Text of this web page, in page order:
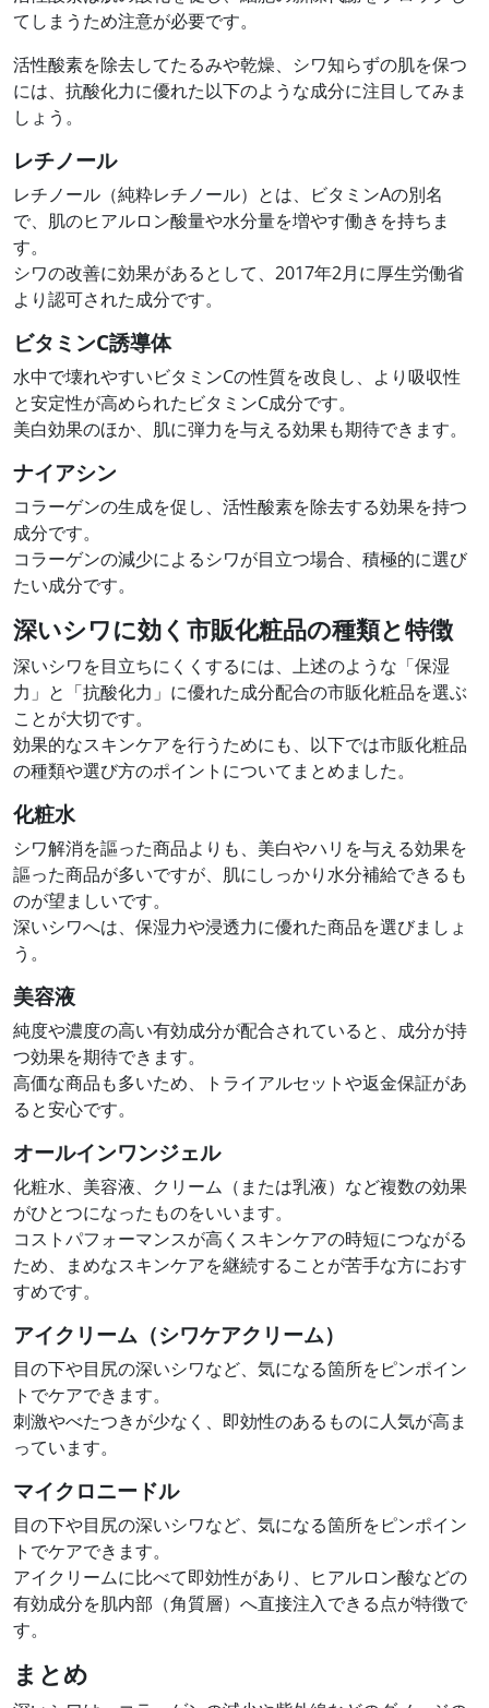
てしまうため注意が必要です。
活性酸素を除去してたるみや乾燥、シワ知らずの肌を保つ
には、抗酸化力に優れた以下のような成分に注目してみま
しょう。
レチノール
レチノール（純粋レチノール）とは、ビタミンAの別名
で、肌のヒアルロン酸量や水分量を増やす働きを持ちま
す。
シワの改善に効果があるとして、2017年2月に厚生労働省
より認可された成分です。
ビタミンC誘導体
水中で壊れやすいビタミンCの性質を改良し、より吸収性
と安定性が高められたビタミンC成分です。
美白効果のほか、肌に弾力を与える効果も期待できます。
ナイアシン
コラーゲンの生成を促し、活性酸素を除去する効果を持つ
成分です。
コラーゲンの減少によるシワが目立つ場合、積極的に選び
たい成分です。
深いシワに効く市販化粧品の種類と特徴
深いシワを目立ちにくくするには、上述のような「保湿
力」と「抗酸化力」に優れた成分配合の市販化粧品を選ぶ
ことが大切です。
効果的なスキンケアを行うためにも、以下では市販化粧品
の種類や選び方のポイントについてまとめました。
化粧水
シワ解消を謳った商品よりも、美白やハリを与える効果を
謳った商品が多いですが、肌にしっかり水分補給できるも
のが望ましいです。
深いシワへは、保湿力や浸透力に優れた商品を選びましょ
う。
美容液
純度や濃度の高い有効成分が配合されていると、成分が持
つ効果を期待できます。
高価な商品も多いため、トライアルセットや返金保証があ
ると安心です。
オールインワンジェル
化粧水、美容液、クリーム（または乳液）など複数の効果
がひとつになったものをいいます。
コストパフォーマンスが高くスキンケアの時短につながる
ため、まめなスキンケアを継続することが苦手な方におす
すめです。
アイクリーム（シワケアクリーム）
目の下や目尻の深いシワなど、気になる箇所をピンポイン
トでケアできます。
刺激やべたつきが少なく、即効性のあるものに人気が高ま
っています。
マイクロニードル
目の下や目尻の深いシワなど、気になる箇所をピンポイン
トでケアできます。
アイクリームに比べて即効性があり、ヒアルロン酸などの
有効成分を肌内部（角質層）へ直接注入できる点が特徴で
す。
まとめ